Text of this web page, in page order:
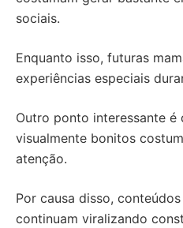
sociais.
Enquanto isso, futuras
experiências especiais
Outro ponto interessante é
visualmente bonitos
atenção.
Por causa disso,
continuam viralizando